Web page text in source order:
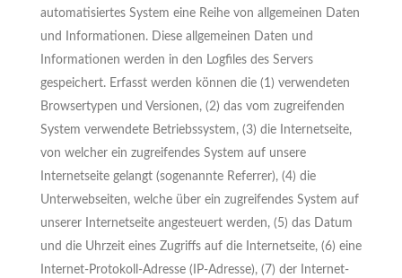
automatisiertes System eine Reihe von allgemeinen Daten
und Informationen. Diese allgemeinen Daten und
Informationen werden in den Logfiles des Servers
gespeichert. Erfasst werden können die (1) verwendeten
Browsertypen und Versionen, (2) das vom zugreifenden
System verwendete Betriebssystem, (3) die Internetseite,
von welcher ein zugreifendes System auf unsere
Internetseite gelangt (sogenannte Referrer), (4) die
Unterwebseiten, welche über ein zugreifendes System auf
unserer Internetseite angesteuert werden, (5) das Datum
und die Uhrzeit eines Zugriffs auf die Internetseite, (6) eine
Internet-Protokoll-Adresse (IP-Adresse), (7) der Internet-